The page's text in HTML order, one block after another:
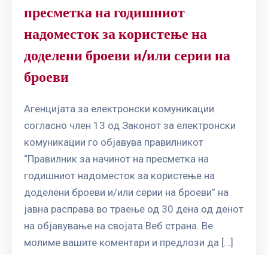
пресметка на годишниот
надоместок за користење на
доделени броеви и/или серии на
броеви
Агенцијата за електронски комуникации
согласно член 13 од Законот за електронски
комуникации го објавува правилникот
“Правилник за начинот на пресметка на
годишниот надоместок за користење на
доделени броеви и/или серии на броеви” на
јавна расправа во траење од 30 дена од денот
на објавување на својата Веб страна. Ве
молиме вашите коментари и предлози да […]